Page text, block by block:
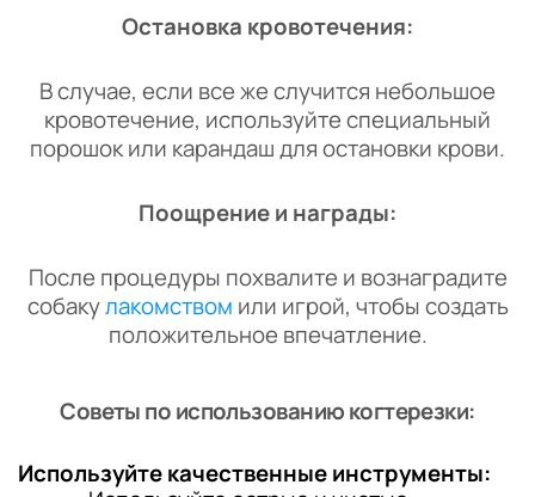
Остановка кровотечения:
В случае, если все же случится небольшое
кровотечение, используйте специальный
порошок или карандаш для остановки крови.
Поощрение и награды:
После процедуры похвалите и вознаградите
собакулакомством или игрой, чтобы создать
положительное впечатление.
Советы по использованию когтерезки:
Используйте качественные инструменты: